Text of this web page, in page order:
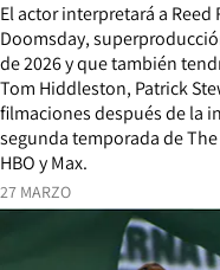
27 MARZO
El actor interpretará a Reed
Doomsday,
de 2026 y que también
Tom Hiddleston, Patrick
filmaciones después de la
segunda temporada de
HBO y Max.